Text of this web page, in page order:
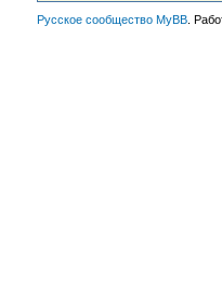
Русское сообщество MyBB.